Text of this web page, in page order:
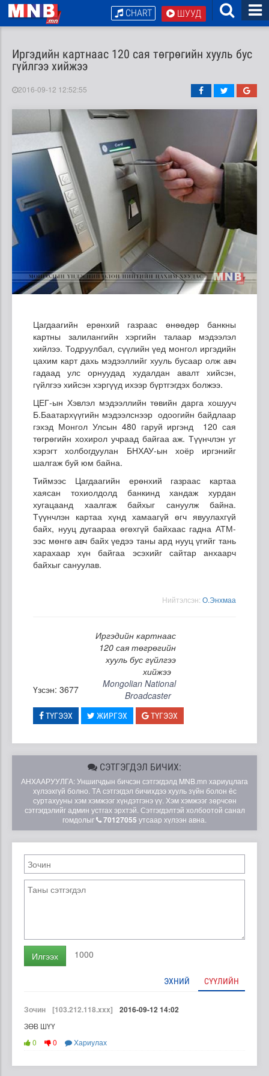
ШУУД
CHART
Иргэдийн картнаас 120 сая төгрөгийн хууль бус
гүйлгээ хийжээ
2016-09-12 12:52:55
Цагдаагийн ерөнхий газраас өнөөдөр банкны
картны залилангийн хэргийн талаар мэдээлэл
хийлээ. Тодруулбал, сүүлийн үед монгол иргэдийн
цахим карт дахь мэдээллийг хууль бусаар олж авч
гадаад улс орнуудад худалдан авалт хийсэн,
гүйлгээ хийсэн хэргүүд ихээр бүртгэгдэх болжээ.
ЦЕГ-ын Хэвлэл мэдээллийн төвийн дарга хошууч
Б.Баатархүүгийн мэдээлснээр одоогийн байдлаар
гэхэд Монгол Улсын 480 гаруй иргэнд 120 сая
төгрөгийн хохирол учраад байгаа аж. Түүнчлэн уг
хэрэгт холбогдуулан БНХАУ-ын хоёр иргэнийг
шалгаж буй юм байна.
Тиймээс Цагдаагийн ерөнхий газраас картаа
хаясан тохиолдолд банкинд хандаж хурдан
хугацаанд хаалгаж байхыг сануулж байна.
Түүнчлэн картаа хүнд хамаагүй өгч явуулахгүй
байх, нууц дугаараа өгөхгүй байхаас гадна АТМ-
ээс мөнгө авч байх үедээ таны ард нууц үгийг тань
харахаар хүн байгаа эсэхийг сайтар анхаарч
байхыг сануулав.
Нийтэлсэн: О.Энхмаа
Иргэдийн картнаас
120 сая төгрөгийн
хууль бус гүйлгээ
хийжээ
Үзсэн: 3677
Mongolian National
Broadcaster
ТҮГЭЭХ ЖИРГЭХ ТҮГЭЭХ
СЭТГЭГДЭЛ БИЧИХ:
АНХААРУУЛГА: Уншигчдын бичсэн сэтгэгдэлд MNB.mn хариуцлага
хүлээхгүй болно. ТА сэтгэгдэл бичихдээ хууль зүйн болон ёс
суртахууны хэм хэмжээг хүндэтгэнэ үү. Хэм хэмжээг зөрчсөн
сэтгэгдэлийг админ устгах эрхтэй. Сэтгэгдэлтэй холбоотой санал
гомдолыг
70127055 утсаар хүлээн авна.
Илгээх 1000
ЭХНИЙ СҮҮЛИЙН
Зочин [103.212.118.xxx] 2016-09-12 14:02
ЗӨВ ШҮҮ
0
0 Хариулах